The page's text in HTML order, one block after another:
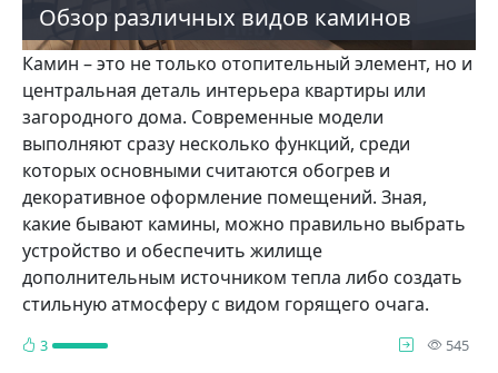
Обзор различных видов каминов
Камин – это не только отопительный элемент, но и
центральная деталь интерьера квартиры или
загородного дома. Современные модели
выполняют сразу несколько функций, среди
которых основными считаются обогрев и
декоративное оформление помещений. Зная,
какие бывают камины, можно правильно выбрать
устройство и обеспечить жилище
дополнительным источником тепла либо создать
стильную атмосферу с видом горящего очага.
3 545